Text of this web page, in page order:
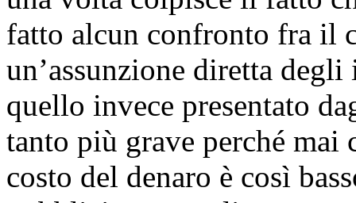
fatto alcun confronto fra il
un’assunzione diretta
quello invece presentato
tanto più grave perché
costo del denaro è così